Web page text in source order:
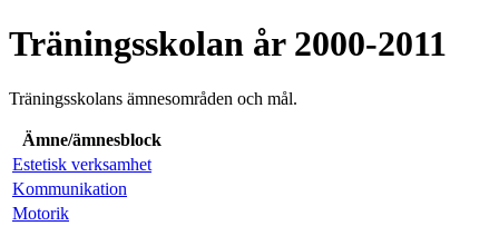
Träningsskolan år 2000-2011
Träningsskolans ämnesområden och mål.
Ämne/ämnesblock
Estetisk verksamhet
Kommunikation
Motorik